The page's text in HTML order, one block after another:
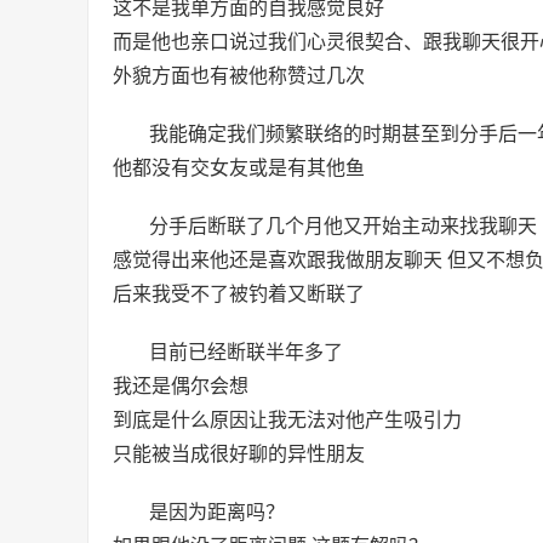
这不是我单方面的自我感觉良好
而是他也亲口说过我们心灵很契合、跟我聊天很开
外貌方面也有被他称赞过几次
我能确定我们频繁联络的时期甚至到分手后一
他都没有交女友或是有其他鱼
分手后断联了几个月他又开始主动来找我聊天
感觉得出来他还是喜欢跟我做朋友聊天 但又不想
后来我受不了被钓着又断联了
目前已经断联半年多了
我还是偶尔会想
到底是什么原因让我无法对他产生吸引力
只能被当成很好聊的异性朋友
是因为距离吗？